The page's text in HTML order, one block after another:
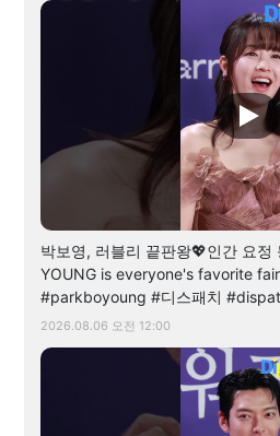
박보영, 러블리 끝판왕💖인간 요정
YOUNG is everyone's favorite
#parkboyoung #디스패치
2026.08.06 오전 12:00